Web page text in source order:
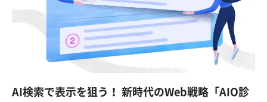
AI検索で表示を狙う！ 新時代のWeb戦略「AIO診